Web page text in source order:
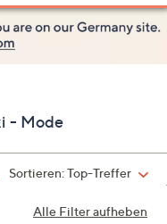
- Mode
Sortieren:Top-Treffer
Alle Filter aufheben